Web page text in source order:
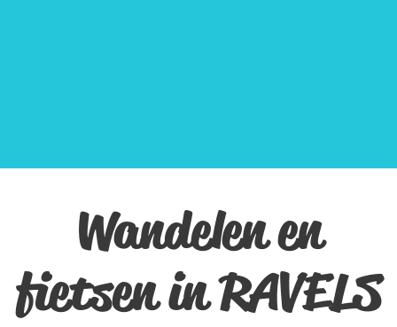
Wandelen en
fietsen in RAVELS